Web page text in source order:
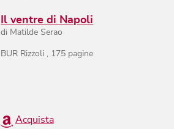
Il ventre di Napoli
di Matilde Serao
BUR Rizzoli , 175 pagine
Acquista